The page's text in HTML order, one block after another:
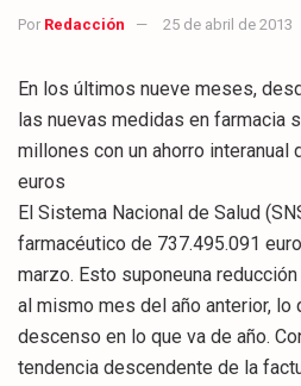
Por Redacción 25 de abril de 2013
En los últimos nueve meses,
las nuevas medidas en farmacia
millones con un ahorro interanual
euros
El Sistema Nacional de Salud
farmacéutico de 737.495.091
marzo. Esto suponeuna
al mismo mes del año anterior, lo
descenso en lo que va de año.
tendencia descendente de la